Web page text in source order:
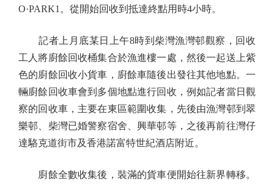
O·PARK1。從開始回收到抵達終點用時4小時。
記者上月底某日上午8時到柴灣漁灣邨觀察，回收
工人將廚餘回收桶集合於漁進樓一處，然後一起送上紫
色的廚餘回收小貨車，廚餘車隨後出發往其他地點。一
輛廚餘回收車會到多個地點進行回收，例如記者當日觀
察的回收車，主要在東區範圍收集，先後由漁灣邨到翠
樂邨、柴灣已婚警察宿舍、興華邨等，之後再前往灣仔
達駱克道街市及香港諾富特世紀酒店附近。
廚餘全數收集後，裝滿的貨車便開始往新界轉移。